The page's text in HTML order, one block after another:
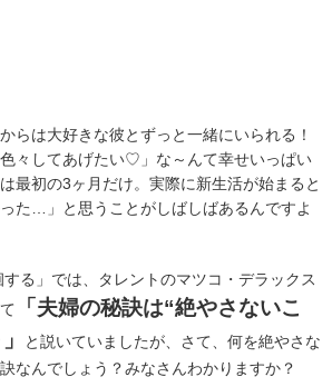
らは大好きな彼とずっと一緒にいられる！
々してあげたい♡」な～んて幸せいっぱい
最初の3ヶ月だけ。実際に新生活が始まると
った…」と思うことがしばしばあるんですよ
る」では、タレントのマツコ・デラックス
「夫婦の秘訣は“絶やさないこ
と説いていましたが、さて、何を絶やさな
なんでしょう？みなさんわかりますか？